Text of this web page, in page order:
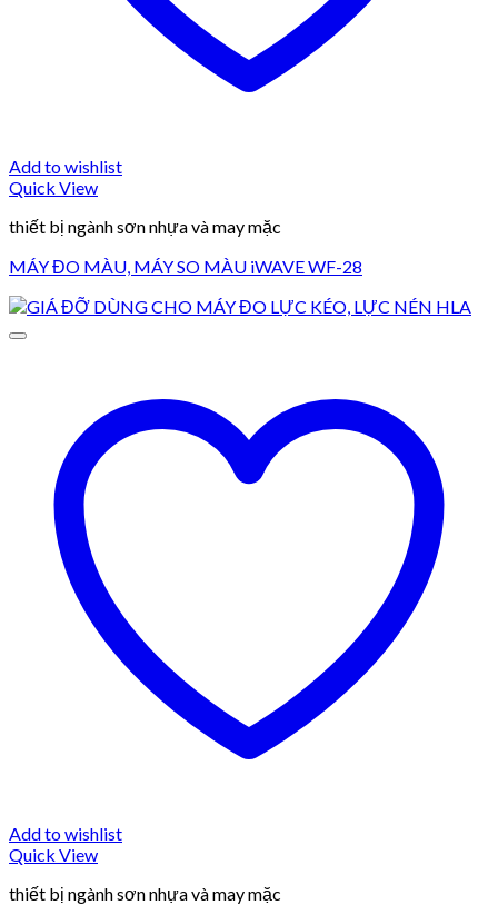
Add to wishlist
Quick View
thiết bị ngành sơn nhựa và may mặc
MÁY ĐO MÀU, MÁY SO MÀU iWAVE WF-28
Add to wishlist
Quick View
thiết bị ngành sơn nhựa và may mặc